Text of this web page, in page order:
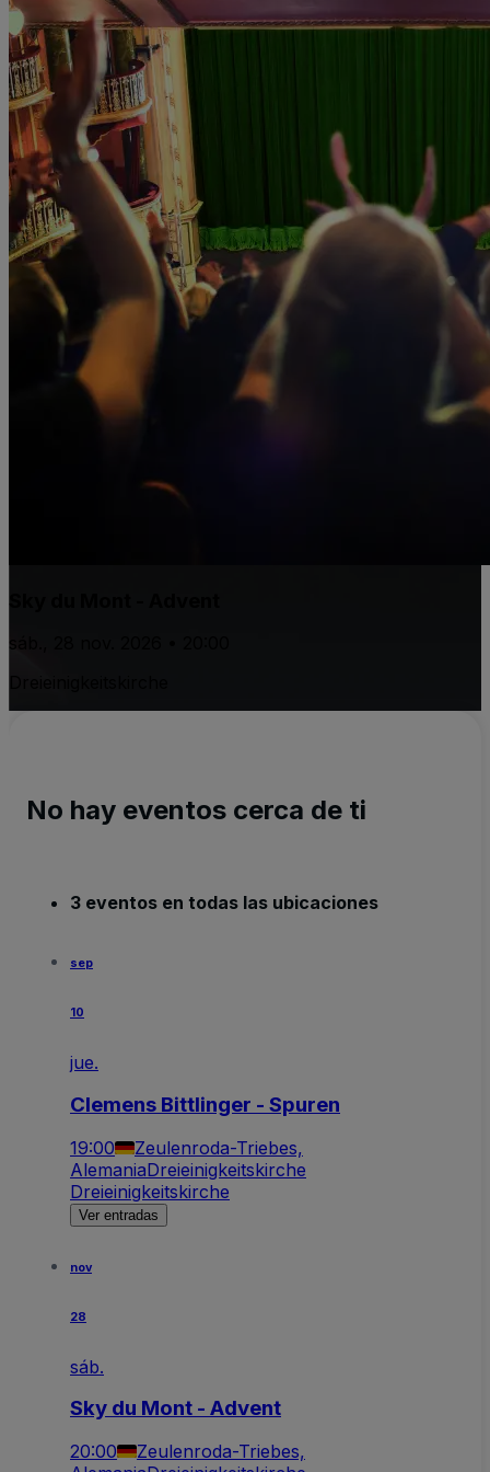
No hay eventos cerca de ti
3 eventos en todas las ubicaciones
sep
10
jue.
Clemens Bittlinger - Spuren
19:00
Zeulenroda-Triebes,
AlemaniaDreieinigkeitskirche
Dreieinigkeitskirche
Ver entradas
nov
28
sáb.
Sky du Mont - Advent
20:00
Zeulenroda-Triebes,